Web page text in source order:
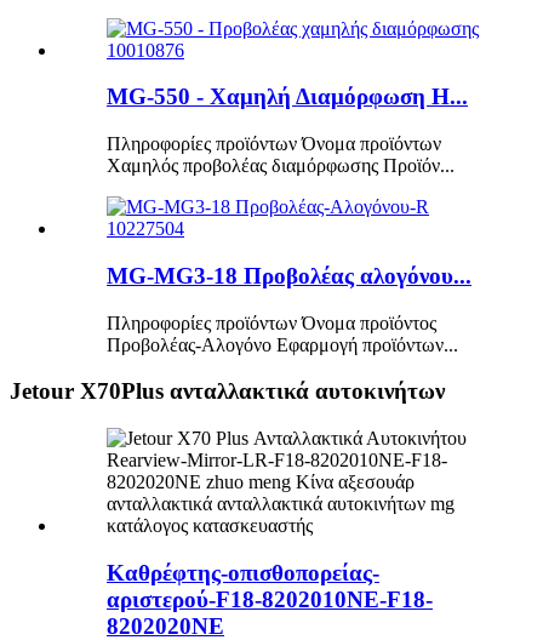
MG-550 - Χαμηλή Διαμόρφωση H...
Πληροφορίες προϊόντων Όνομα προϊόντων
Χαμηλός προβολέας διαμόρφωσης Προϊόν...
MG-MG3-18 Προβολέας αλογόνου...
Πληροφορίες προϊόντων Όνομα προϊόντος
Προβολέας-Αλογόνο Εφαρμογή προϊόντων...
Jetour X70Plus ανταλλακτικά αυτοκινήτων
Καθρέφτης-οπισθοπορείας-
αριστερού-F18-8202010NE-F18-
8202020NE